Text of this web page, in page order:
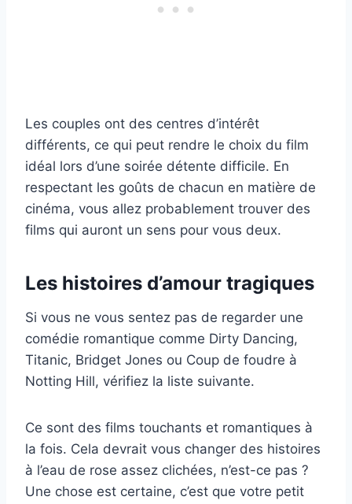
Les couples ont des centres d’intérêt
différents, ce qui peut rendre le choix du film
idéal lors d’une soirée détente difficile. En
respectant les goûts de chacun en matière de
cinéma, vous allez probablement trouver des
films qui auront un sens pour vous deux.
Les histoires d’amour tragiques
Si vous ne vous sentez pas de regarder une
comédie romantique comme Dirty Dancing,
Titanic, Bridget Jones ou Coup de foudre à
Notting Hill, vérifiez la liste suivante.
Ce sont des films touchants et romantiques à
la fois. Cela devrait vous changer des histoires
à l’eau de rose assez clichées, n’est-ce pas ?
Une chose est certaine, c’est que votre petit